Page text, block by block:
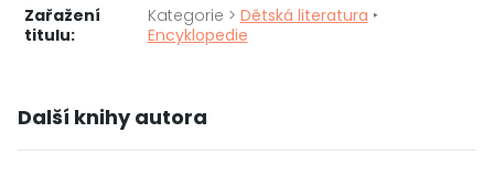
Zařažení
titulu:
Kategorie > Dětská literatura ‣
Encyklopedie
Další knihy autora